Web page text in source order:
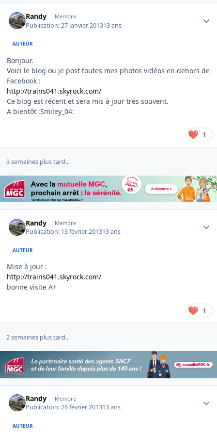
Randy Membre
Publication:27 janvier 201313 ans
AUTEUR
Bonjour.
Voici le blog ou je post toutes mes photos vidéos en dehors de
Facebook :
http://trains041.skyrock.com/
Ce blog est récent et sera mis à jour trés souvent.
A bientôt :Smiley_04:
1
3 semaines plus tard...
Randy Membre
Publication: 13 février 201313 ans
AUTEUR
Mise à jour :
http://trains041.skyrock.com/
bonne visite A+
1
2 semaines plus tard...
Randy Membre
Publication:26 février 201313 ans
AUTEUR